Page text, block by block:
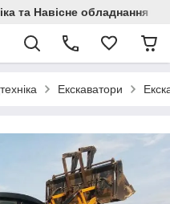
та Навісне обладнання
Екскаватори